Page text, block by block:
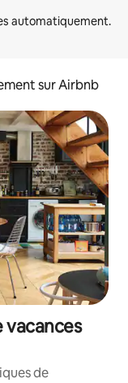
sur Airbnb
vacances
de